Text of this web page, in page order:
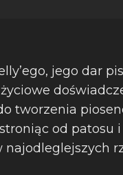
jego dar
tworzenia
od patosu